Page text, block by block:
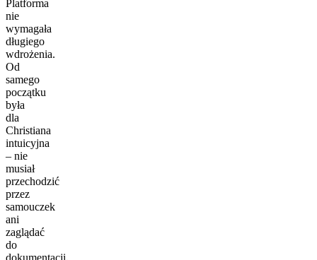
Platforma
nie
wymagała
długiego
wdrożenia.
Od
samego
początku
była
dla
Christiana
intuicyjna
– nie
musiał
przechodzić
przez
samouczek
ani
zaglądać
do
dokumentacji,